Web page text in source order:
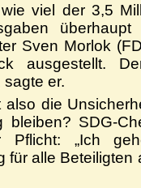
viel der 3,5
überhaupt
Sven Morlok
ausgestellt.
er.
die
bleiben? SDG-
Pflicht: „Ich
alle Beteiligten